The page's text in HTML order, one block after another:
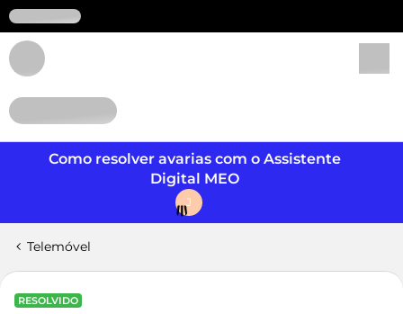
Como resolver avarias com o Assistente
Digital MEO
J
Telemóvel
RESOLVIDO